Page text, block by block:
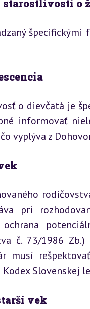
starostlivosti o
o dievčatá je
informovať
vyplýva z
pri
č. 73/1986
musí
Slovenskej
vek